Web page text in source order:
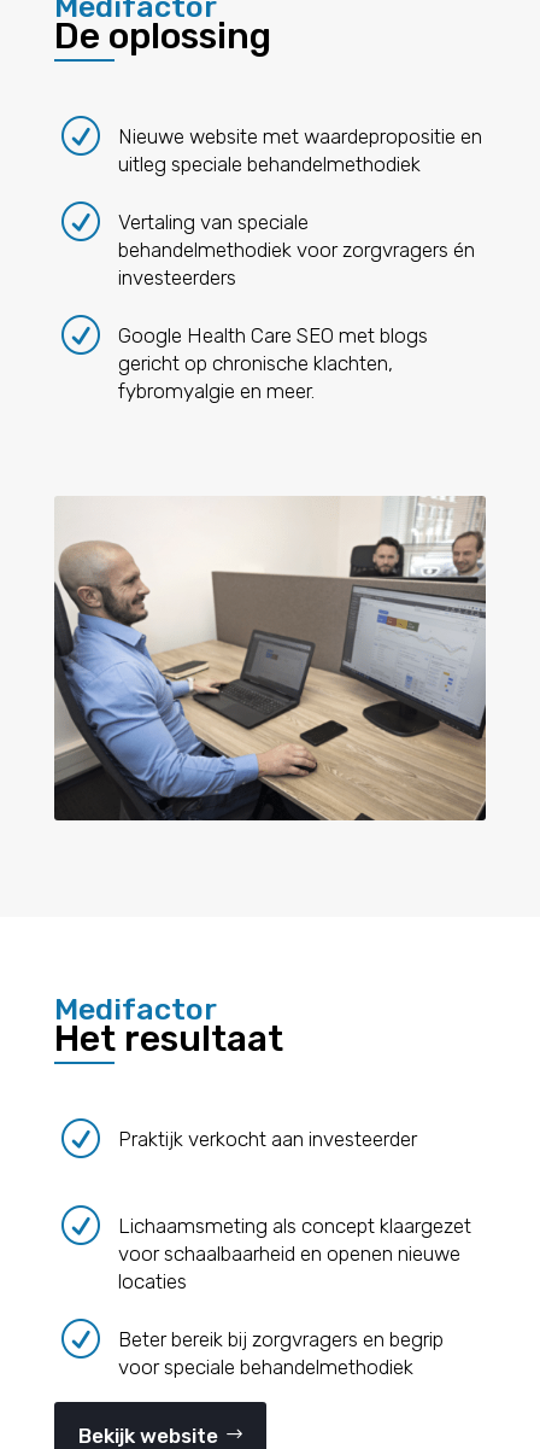
De oplossing
R
Nieuwe website met waardepropositie en
uitleg speciale behandelmethodiek
R
Vertaling van speciale
behandelmethodiek voor zorgvragers én
investeerders
R
Google Health Care SEO met blogs
gericht op chronische klachten,
fybromyalgie en meer.
Medifactor
Het resultaat
R Praktijk verkocht aan investeerder
R
Lichaamsmeting als concept klaargezet
voor schaalbaarheid en openen nieuwe
locaties
R
Beter bereik bij zorgvragers en begrip
voor speciale behandelmethodiek
Bekijk website